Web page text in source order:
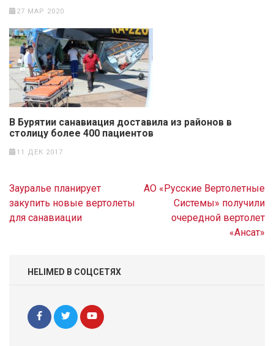
27 МАР 2020
В Бурятии санавиация доставила из районов в
столицу более 400 пациентов
11 ДЕК 2017
Навигация
по
записям
Зауралье планирует
закупить новые вертолеты
для санавиации
АО «Русские Вертолетные
Системы» получили
очередной вертолет
«Ансат»
HELIMED В СОЦСЕТЯХ